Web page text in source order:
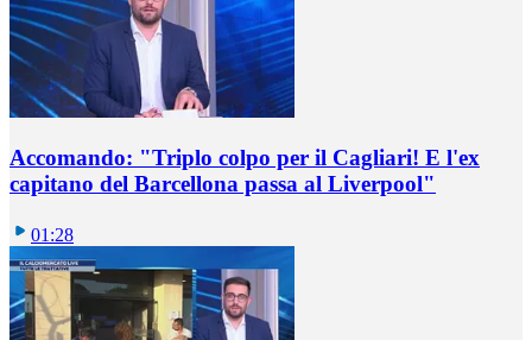
Accomando: "Triplo colpo per il Cagliari! E l'ex
capitano del Barcellona passa al Liverpool"
01:28